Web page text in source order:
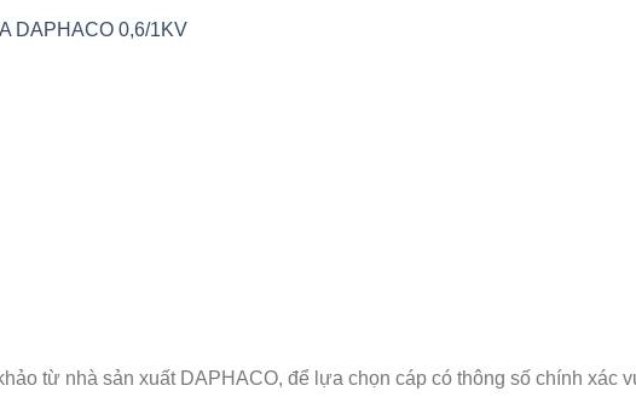
DAPHACO 0,6/1KV
từ nhà sản xuất DAPHACO, để lựa chọn cáp có thông số chính xác